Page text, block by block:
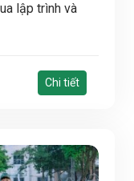
lập trình và
Chi tiết